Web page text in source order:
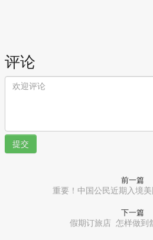
评论
提交
前一篇
重要！中国公民近期入境
下一篇
假期订旅店 怎样做到